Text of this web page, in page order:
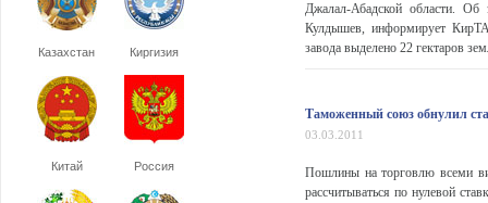
Казахстан Киргизия
Китай Россия
Джалал-Абадской области.
Кулдышев, информирует
завода выделено 22 гектаров
Таможенный союз обнулил
03.03.2011
Пошлины на торговлю всеми
рассчитываться по нулевой